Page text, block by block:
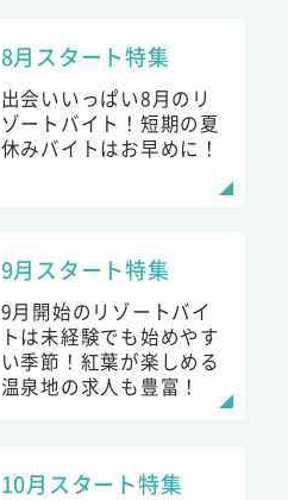
8月スタート特集
出会いいっぱい8月のリ
ゾートバイト！短期の夏
休みバイトはお早めに！
9月スタート特集
9月開始のリゾートバイ
トは未経験でも始めやす
い季節！紅葉が楽しめる
温泉地の求人も豊富！
10月スタート特集